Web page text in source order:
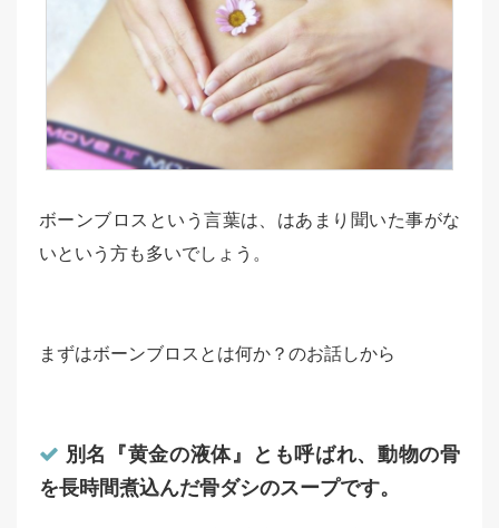
ボーンブロスという言葉は、はあまり聞いた事がな
いという方も多いでしょう。
まずはボーンブロスとは何か？のお話しから
別名『黄金の液体』とも呼ばれ、動物の骨
を長時間煮込んだ骨ダシのスープです。